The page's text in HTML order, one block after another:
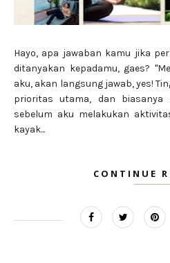
Hayo, apa jawaban kamu jika
ditanyakan kepadamu, gaes?
aku, akan langsung jawab, yes!
prioritas utama, dan
sebelum aku melakukan
kayak...
CONTINUE